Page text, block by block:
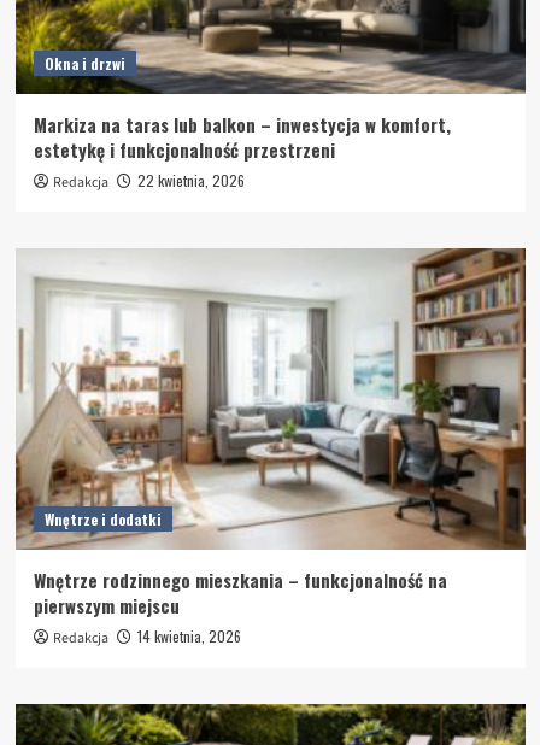
Okna i drzwi
Markiza na taras lub balkon – inwestycja w komfort,
estetykę i funkcjonalność przestrzeni
Redakcja 22 kwietnia, 2026
Wnętrze i dodatki
Wnętrze rodzinnego mieszkania – funkcjonalność na
pierwszym miejscu
Redakcja 14 kwietnia, 2026